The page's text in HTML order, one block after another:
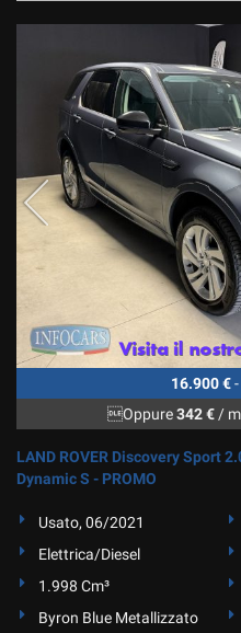
16.900 €
Oppure342 €/
LAND ROVER Discovery Sport
Dynamic S - PROMO
Usato, 06/2021
Elettrica/Diesel
1.998 Cm³
Byron Blue Metallizzato